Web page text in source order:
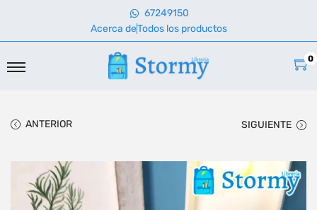
67249150
Acerca deTodos los productos
0
ANTERIOR SIGUIENTE